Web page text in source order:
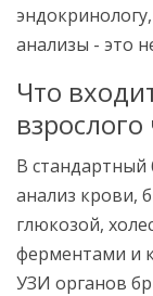
анализы - это
Что
В стандартный
анализ крови,
глюкозой,
ферментами и
УЗИ органов